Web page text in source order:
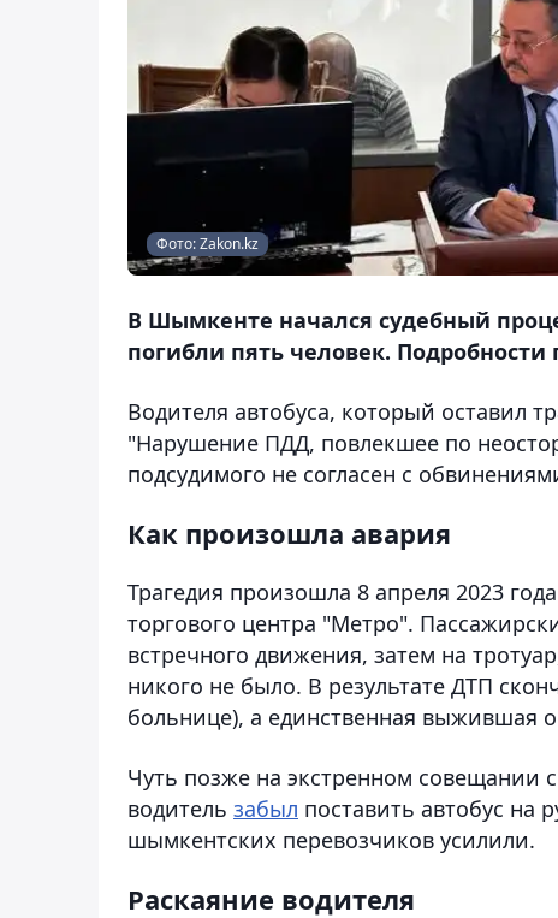
Фото: Zakon.kz
В Шымкенте начался судебный
погибли пять человек. Подробности
Водителя автобуса, который оставил
"Нарушение ПДД, повлекшее по
подсудимого не согласен с
Как произошла авария
Трагедия произошла 8 апреля 2023
торгового центра "Метро".
встречного движения, затем на
никого не было. В результате ДТП
больнице), а единственная выжившая
Чуть позже на экстренном совещании
водитель забыл поставить автобус на
шымкентских перевозчиков усилили.
Раскаяние водителя